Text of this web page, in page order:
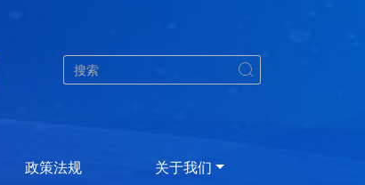

政策法规 关于我们